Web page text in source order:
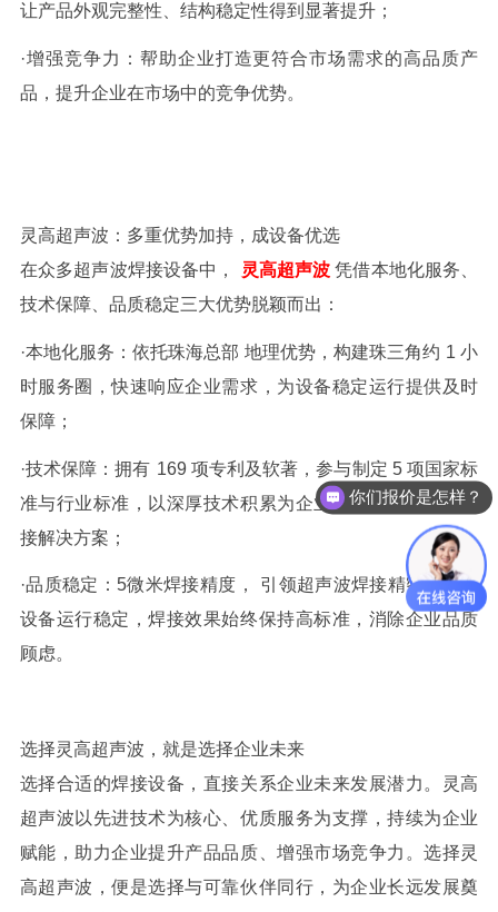
让产品外观完整性、结构稳定性得到显著提升；
·增强竞争力：帮助企业打造更符合市场需求的高品质产
品，提升企业在市场中的竞争优势。
灵高超声波：多重优势加持，成设备优选
在众多超声波焊接设备中，
灵高超声波 凭借本地化服务、
技术保障、品质稳定三大优势脱颖而出：
·本地化服务：依托珠海总部 地理优势，构建珠三角约 1小
时服务圈，快速响应企业需求，为设备稳定运行提供及时
保障；
·技术保障：拥有 169 项专利及软著，参与制定 5 项国家标
准与行业标准，以深厚技术积累为企业提供专业可靠的焊
接解决方案；
·品质稳定： 5微米焊接精度，
引领超声波焊接精密时代，
设备运行稳定，焊接效果始终保持高标准，消除企业品质
顾虑。
选择灵高超声波，就是选择企业未来
选择合适的焊接设备，直接关系企业未来发展潜力。灵高
超声波以先进技术为核心、优质服务为支撑，持续为企业
赋能，助力企业提升产品品质、增强市场竞争力。选择灵
高超声波，便是选择与可靠伙伴同行，为企业长远发展奠
你们报价是怎样？
可以做代理 / 经销商吗？